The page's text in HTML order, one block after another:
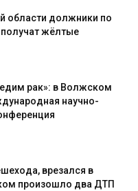
области должники по
получат жёлтые
рак»: в Волжском
научно-
врезался в
произошло два ДТП